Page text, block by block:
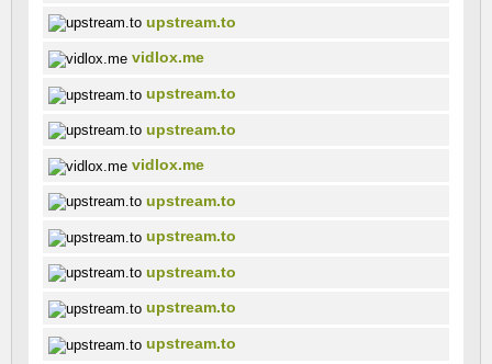
upstream.to
vidlox.me
upstream.to
upstream.to
vidlox.me
upstream.to
upstream.to
upstream.to
upstream.to
upstream.to